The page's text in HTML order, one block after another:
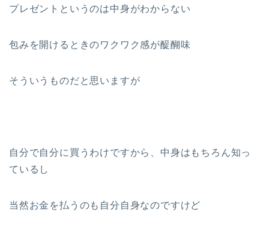
プレゼントというのは中身がわからない
包みを開けるときのワクワク感が醍醐味
そういうものだと思いますが
自分で自分に買うわけですから、中身はもちろん知っ
ているし
当然お金を払うのも自分自身なのですけど